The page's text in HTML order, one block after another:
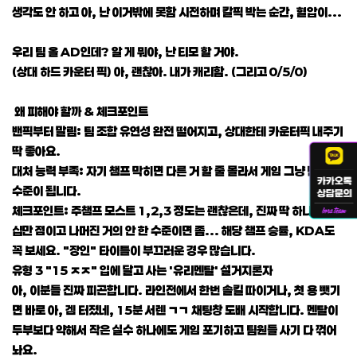
생각도 안 하고 아, 난 이거밖에 못함 시전하며 칼픽 박는 순간, 혈압이...
우리 팀 올 AD인데? 알 게 뭐야, 난 티모 할 거야.
(상대 하드 카운터 픽) 아, 괜찮아. 내가 캐리함. (그리고 0/5/0)
왜 피해야 할까 & 체크포인트
밴픽부터 말림: 팀 조합 유연성 완전 떨어지고, 상대한테 카운터픽 내주기
딱 좋아요.
대처 능력 부족: 자기 챔프 막히면 다른 거 할 줄 몰라서 게임 그냥 던지는
수준이 됩니다.
체크포인트: 주챔프 모스트 1,2,3 정도는 괜찮은데, 진짜 딱 하나만 수
십만 점이고 나머진 거의 안 한 수준이면 좀... 해당 챔프 승률, KDA도
꼭 보세요. "장인" 타이틀이 부끄러운 경우 많습니다.
유형 3 "15 ㅈㅈ" 입에 달고 사는 '유리멘탈' 설거지론자
아, 이분들 진짜 피곤합니다. 라인전에서 한번 솔킬 따이거나, 첫 용 뺏기
면 바로 아, 겜 터졌네, 15분 서렌 ㄱㄱ 채팅창 도배 시작합니다. 멘탈이
두부보다 약해서 작은 실수 하나에도 게임 포기하고 팀원들 사기 다 꺾어
놔요.